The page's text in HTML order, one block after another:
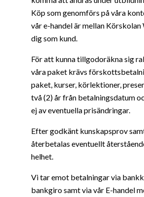
Köp som genomförs på våra
vår e-handel är mellan Körskolan
dig som kund.
För att kunna tillgodoräkna sig
våra paket krävs
paket, kurser, körlektioner,
två (2) år från betalningsdatum
ej av eventuella prisändringar.
Efter godkänt kunskapsprov
återbetalas eventuellt
helhet.
Vi tar emot betalningar via
bankgiro samt via vår E-handel